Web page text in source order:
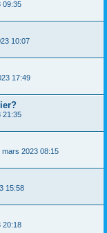
09:35
10:07
17:49
21:35
mars 2023 08:15
15:58
20:18